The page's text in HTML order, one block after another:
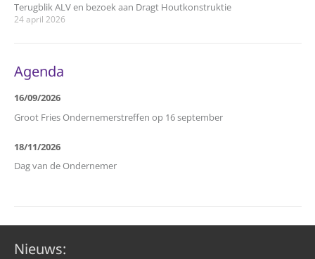
Terugblik ALV en bezoek aan Dragt Houtkonstruktie
24 april 2026
Agenda
16/09/2026
Groot Fries Ondernemerstreffen op 16 september
18/11/2026
Dag van de Ondernemer
Nieuws: